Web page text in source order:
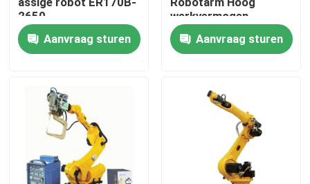
Kwaliteitscontrole
Neem contact met ons op
Nieuws
Gevallen
2650
Aanvraag sturen
werkvermogen
Aanvraag sturen